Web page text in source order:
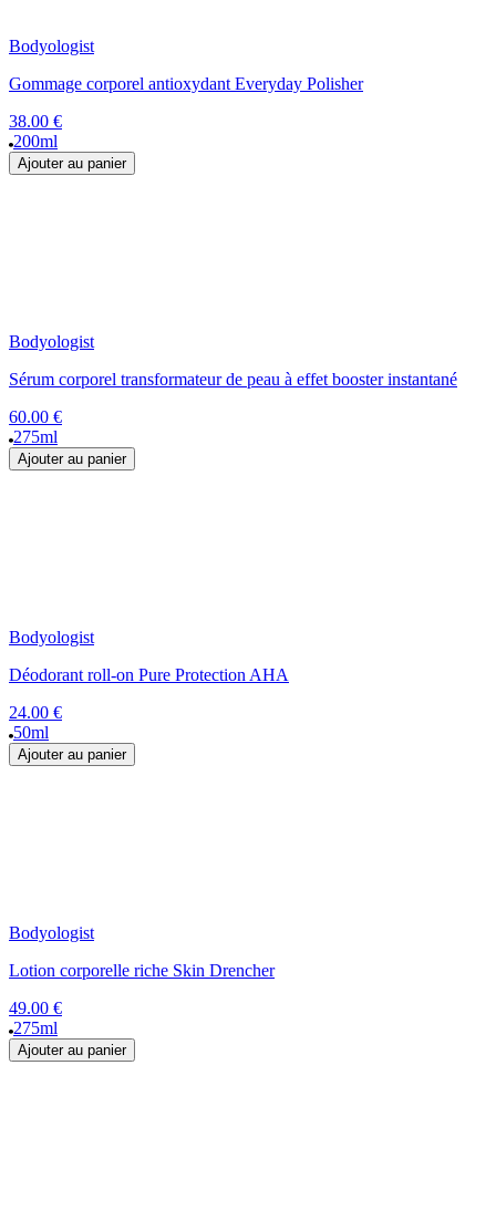
Bodyologist
Gommage corporel antioxydant Everyday Polisher
38.00 €
200ml
Ajouter au panier
Bodyologist
Sérum corporel transformateur de peau à effet booster instantané
60.00 €
275ml
Ajouter au panier
Bodyologist
Déodorant roll-on Pure Protection AHA
24.00 €
50ml
Ajouter au panier
Bodyologist
Lotion corporelle riche Skin Drencher
49.00 €
275ml
Ajouter au panier